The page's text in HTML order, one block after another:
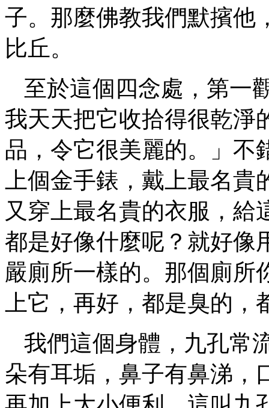
子。那麼佛教我們默擯他
比丘。
至於這個四念處，第一
我天天把它收拾得很乾淨
品，令它很美麗的。」不
上個金手錶，戴上最名
又穿上最名貴的衣服，給
都是好像什麼呢？就好像
嚴廁所一樣的。那個廁所
上它，再好，都是臭的
我們這個身體，九孔
朵有耳垢，鼻子有鼻涕，